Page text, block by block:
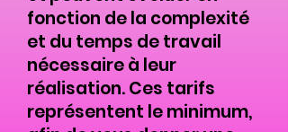
fonction de la complexité
et du temps de travail
nécessaire à leur
réalisation. Ces tarifs
représentent le minimum,